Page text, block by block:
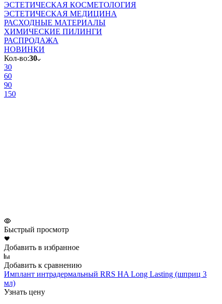
ЭСТЕТИЧЕСКАЯ КОСМЕТОЛОГИЯ
ЭСТЕТИЧЕСКАЯ МЕДИЦИНА
РАСХОДНЫЕ МАТЕРИАЛЫ
ХИМИЧЕСКИЕ ПИЛИНГИ
РАСПРОДАЖА
НОВИНКИ
Кол-во:30
30
60
90
150
Быстрый просмотр
Добавить в избранное
Добавить к сравнению
Имплант интрадермальный RRS HA Long Lasting (шприц 3
мл)
Узнать цену